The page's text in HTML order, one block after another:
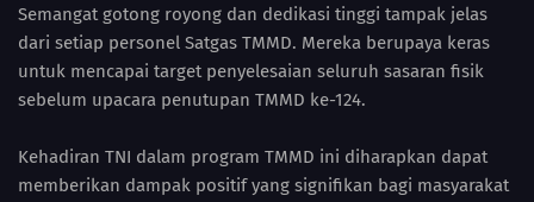
Semangat gotong royong dan dedikasi tinggi tampak jelas
dari setiap personel Satgas TMMD. Mereka berupaya keras
untuk mencapai target penyelesaian seluruh sasaran fisik
sebelum upacara penutupan TMMD ke-124.
Kehadiran TNI dalam program TMMD ini diharapkan dapat
memberikan dampak positif yang signifikan bagi masyarakat